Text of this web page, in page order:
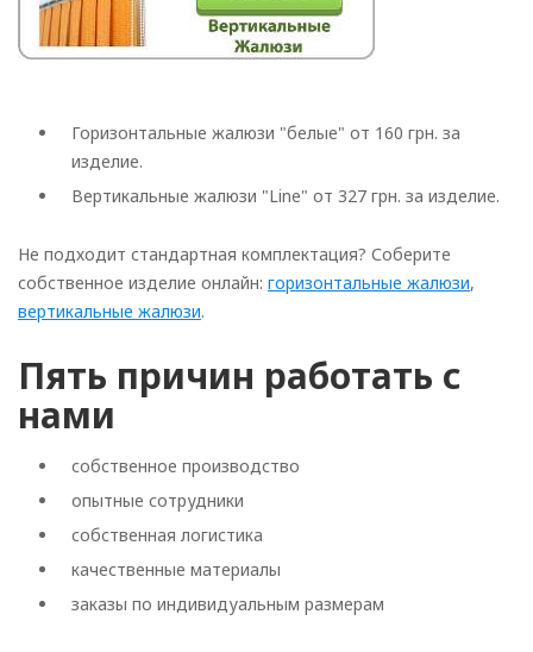
Горизонтальные жалюзи "белые" от 160 грн. за
изделие.
Вертикальные жалюзи "Line" от 327 грн. за изделие.
Не подходит стандартная комплектация? Соберите
собственное изделие онлайн: горизонтальные жалюзи,
вертикальные жалюзи.
Пять причин работать с
нами
собственное производство
опытные сотрудники
собственная логистика
качественные материалы
заказы по индивидуальным размерам